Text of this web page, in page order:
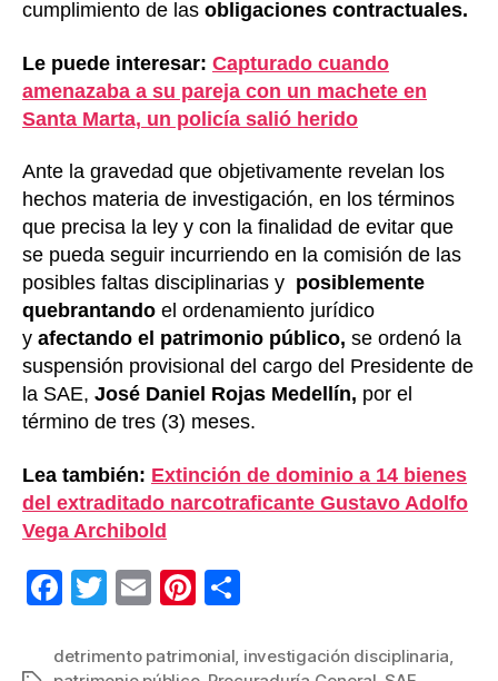
cumplimiento de las obligaciones contractuales.
Le puede interesar: Capturado cuando
amenazaba a su pareja con un machete en
Santa Marta, un policía salió herido
Ante la gravedad que objetivamente revelan los
hechos materia de investigación, en los términos
que precisa la ley y con la finalidad de evitar que
se pueda seguir incurriendo en la comisión de las
posibles faltas disciplinarias y posiblemente
quebrantando el ordenamiento jurídico
y afectando el patrimonio público, se ordenó la
suspensión provisional del cargo del Presidente de
la SAE, José Daniel Rojas Medellín, por el
término de tres (3) meses.
Lea también: Extinción de dominio a 14 bienes
del extraditado narcotraficante Gustavo Adolfo
Vega Archibold
F
c
T
tt
E
ail
Pi
er m
detrimento patrimonial, investigación disciplinaria,